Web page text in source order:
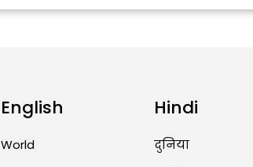
English
World
Hindi
दुनिया